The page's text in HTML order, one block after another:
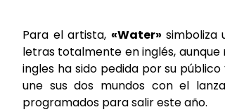
Para el artista, «Water» simboliza
letras totalmente en inglés,
ingles ha sido pedida por su público
une sus dos mundos con el
programados para salir este año.